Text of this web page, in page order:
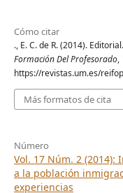
Cómo citar
., E. C. de R. (2014). Editorial.
Formación Del Profesorado,
https://revistas.um.es/
Más formatos de cita
Número
Vol. 17 Núm. 2
a la población
experiencias